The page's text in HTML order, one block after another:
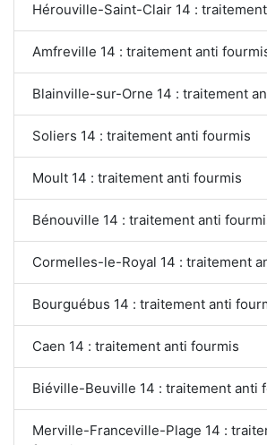
Hérouville-Saint-Clair 14 :
Amfreville 14 : traitement anti
Blainville-sur-Orne 14 : traitement
Soliers 14 : traitement anti fourmis
Moult 14 : traitement anti fourmis
Bénouville 14 : traitement anti
Cormelles-le-Royal 14 : traitement
Bourguébus 14 : traitement anti
Caen 14 : traitement anti fourmis
Biéville-Beuville 14 : traitement anti
Merville-Franceville-Plage 14 :